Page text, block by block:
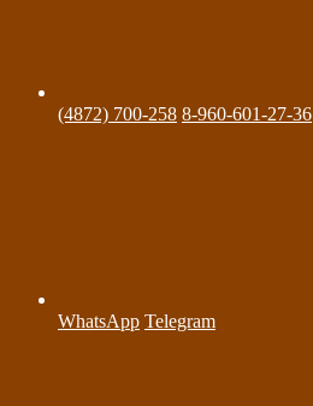
(4872) 700-258 8-960-601-27-36
WhatsApp Telegram